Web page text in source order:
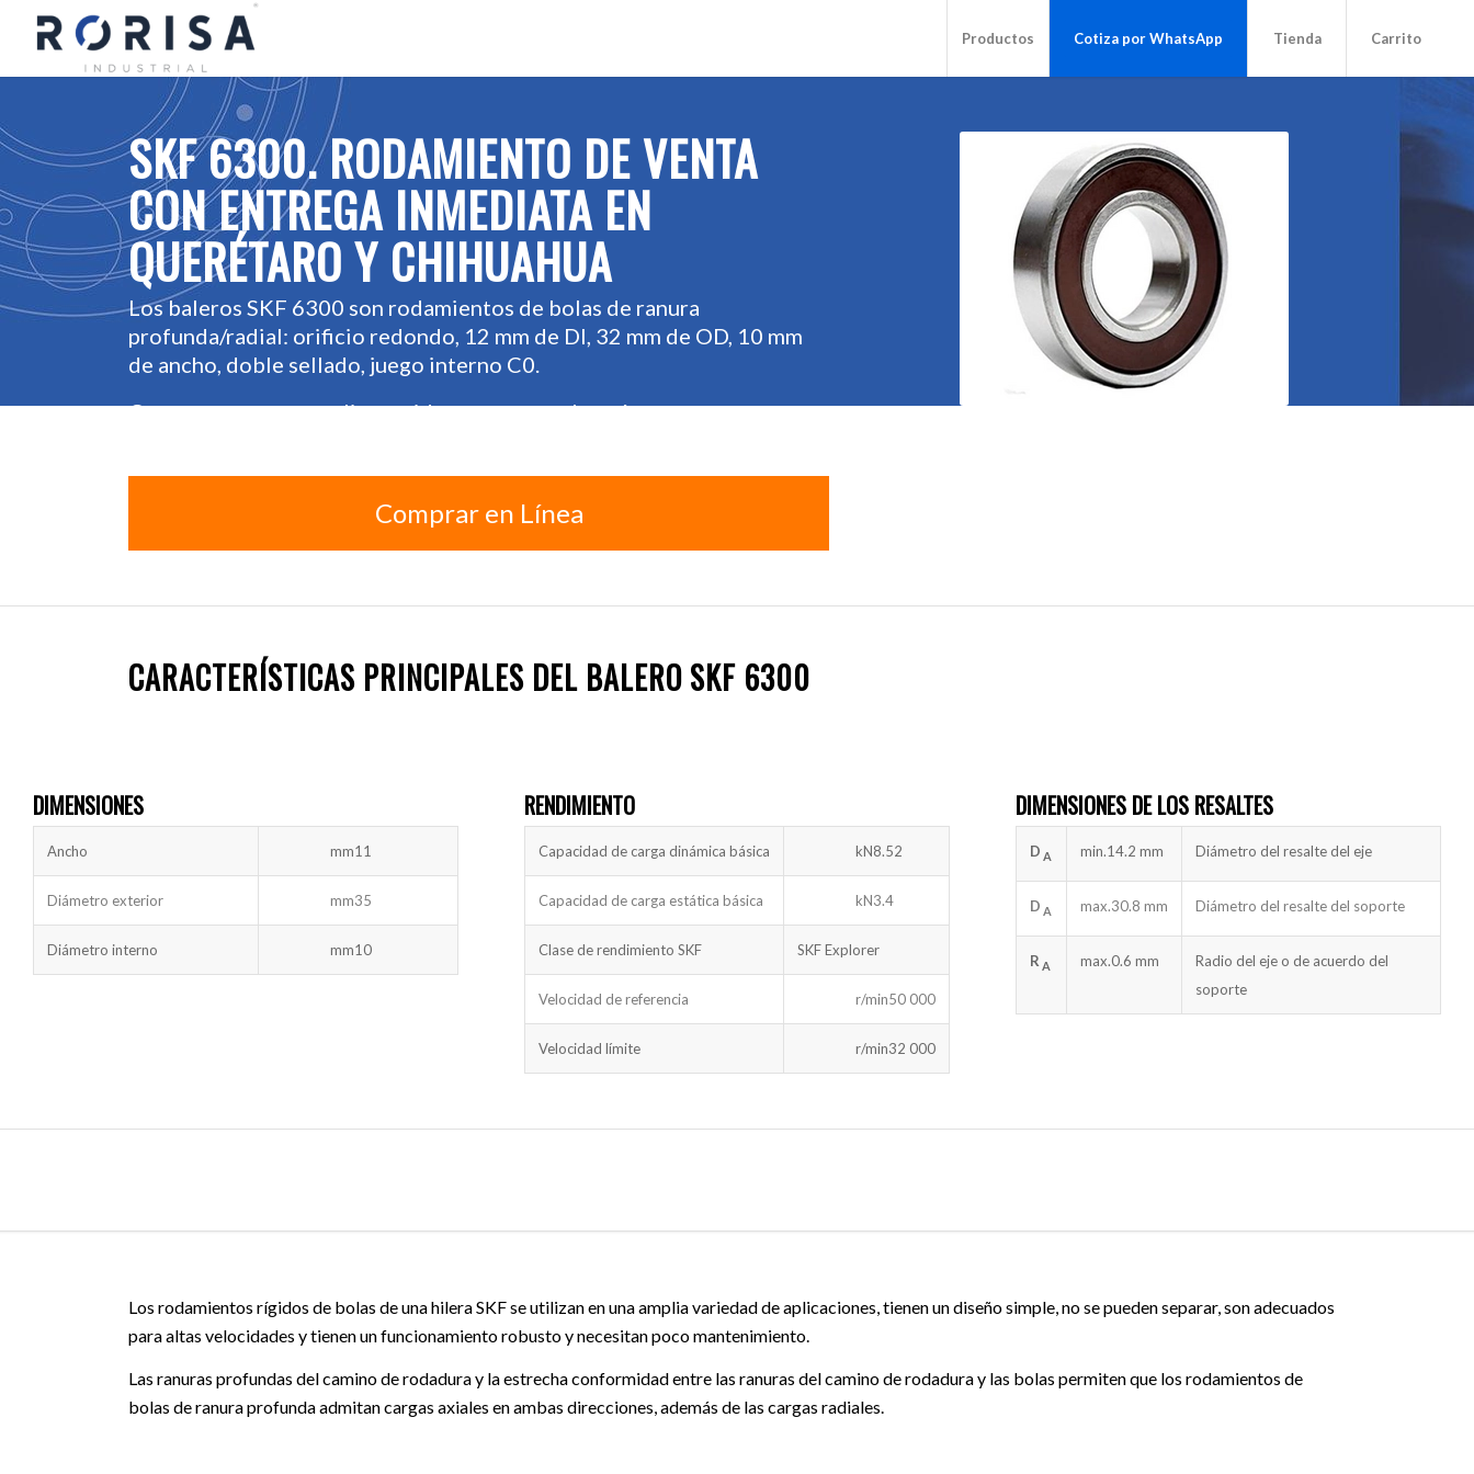
Productos Cotiza por WhatsApp Tienda Carrito
SKF 6300. RODAMIENTO DE VENTA
CON ENTREGA INMEDIATA EN
QUERÉTARO Y CHIHUAHUA
Los baleros SKF 6300 son rodamientos de bolas de ranura
profunda/radial: orificio redondo, 12 mm de DI, 32 mm de OD, 10 mm
de ancho, doble sellado, juego interno C0.
Contamos con un amplio surtido en nuestro almacén para entrega
Comprar en Línea
CARACTERÍSTICAS PRINCIPALES DEL BALERO SKF 6300
DIMENSIONES
Ancho 11
mm
Diámetro exterior 35
mm
Diámetro interno 10
mm
RENDIMIENTO
Capacidad de carga dinámica básica 8.52
kN
Capacidad de carga estática básica 3.4
kN
Clase de rendimiento SKF SKF Explorer
Velocidad de referencia 50 000
r/min
Velocidad límite 32 000
r/min
DIMENSIONES DE LOS RESALTES
D A min.14.2 mm Diámetro del resalte del eje
D A max.30.8 mm Diámetro del resalte del soporte
R A max.0.6 mm
Radio del eje o de acuerdo del
soporte
Los rodamientos rígidos de bolas de una hilera SKF se utilizan en una amplia variedad de aplicaciones, tienen un diseño simple, no se pueden separar, son adecuados
para altas velocidades y tienen un funcionamiento robusto y necesitan poco mantenimiento.
Las ranuras profundas del camino de rodadura y la estrecha conformidad entre las ranuras del camino de rodadura y las bolas permiten que los rodamientos de
bolas de ranura profunda admitan cargas axiales en ambas direcciones, además de las cargas radiales.